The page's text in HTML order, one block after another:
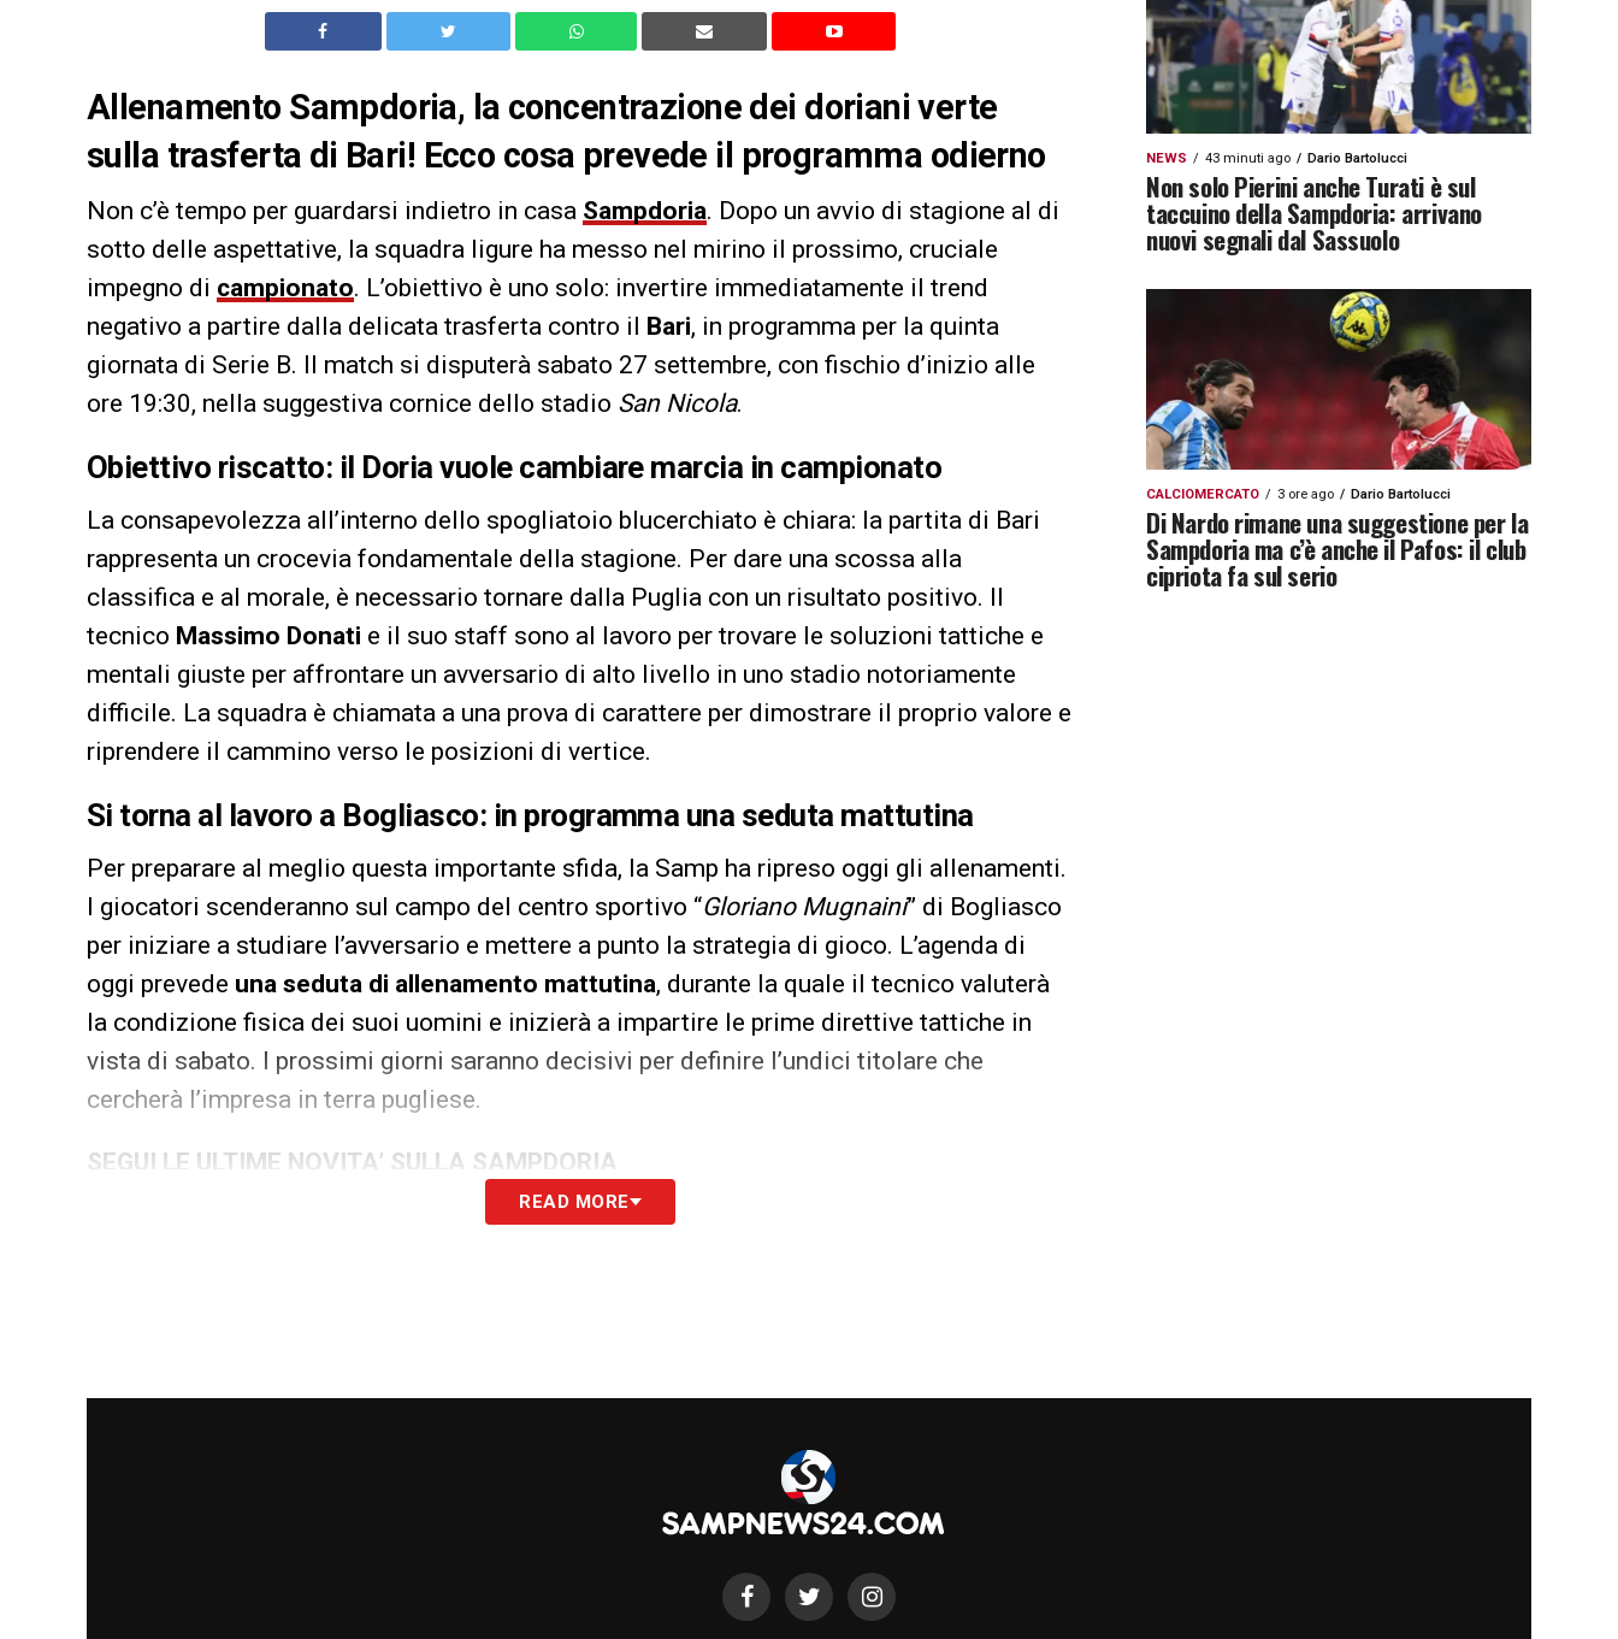
Allenamento Sampdoria, la concentrazione dei doriani verte
sulla trasferta di Bari! Ecco cosa prevede il programma odierno
Non c’è tempo per guardarsi indietro in casa Sampdoria. Dopo un avvio di stagione al di
sotto delle aspettative, la squadra ligure ha messo nel mirino il prossimo, cruciale
impegno di campionato. L’obiettivo è uno solo: invertire immediatamente il trend
negativo a partire dalla delicata trasferta contro il Bari, in programma per la quinta
giornata di Serie B. Il match si disputerà sabato 27 settembre, con fischio d’inizio alle
ore 19:30, nella suggestiva cornice dello stadio San Nicola.
Obiettivo riscatto: il Doria vuole cambiare marcia in campionato
La consapevolezza all’interno dello spogliatoio blucerchiato è chiara: la partita di Bari
rappresenta un crocevia fondamentale della stagione. Per dare una scossa alla
classifica e al morale, è necessario tornare dalla Puglia con un risultato positivo. Il
tecnico Massimo Donati e il suo staff sono al lavoro per trovare le soluzioni tattiche e
mentali giuste per affrontare un avversario di alto livello in uno stadio notoriamente
difficile. La squadra è chiamata a una prova di carattere per dimostrare il proprio valore e
riprendere il cammino verso le posizioni di vertice.
Si torna al lavoro a Bogliasco: in programma una seduta mattutina
Per preparare al meglio questa importante sfida, la Samp ha ripreso oggi gli allenamenti.
I giocatori scenderanno sul campo del centro sportivo “Gloriano Mugnaini” di Bogliasco
per iniziare a studiare l’avversario e mettere a punto la strategia di gioco. L’agenda di
oggi prevede una seduta di allenamento mattutina, durante la quale il tecnico valuterà
la condizione fisica dei suoi uomini e inizierà a impartire le prime direttive tattiche in
vista di sabato. I prossimi giorni saranno decisivi per definire l’undici titolare che
cercherà l’impresa in terra pugliese.
SEGUI LE ULTIME NOVITA’ SULLA SAMPDORIA
READ MORE
NEWS 43 minuti ago Dario Bartolucci
Non solo Pierini anche Turati è sul
taccuino della Sampdoria: arrivano
nuovi segnali dal Sassuolo
CALCIOMERCATO 3 ore ago Dario Bartolucci
Di Nardo rimane una suggestione per la
Sampdoria ma c’è anche il Pafos: il club
cipriota fa sul serio